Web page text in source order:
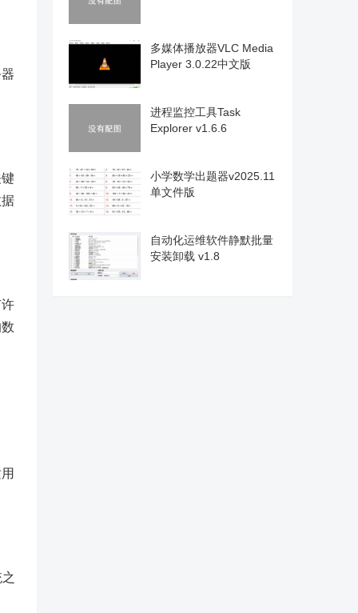
多媒体播放器VLC Media
Player 3.0.22中文版
进程监控工具Task
Explorer v1.6.6
小学数学出题器v2025.11
单文件版
自动化运维软件静默批量
安装卸载 v1.8